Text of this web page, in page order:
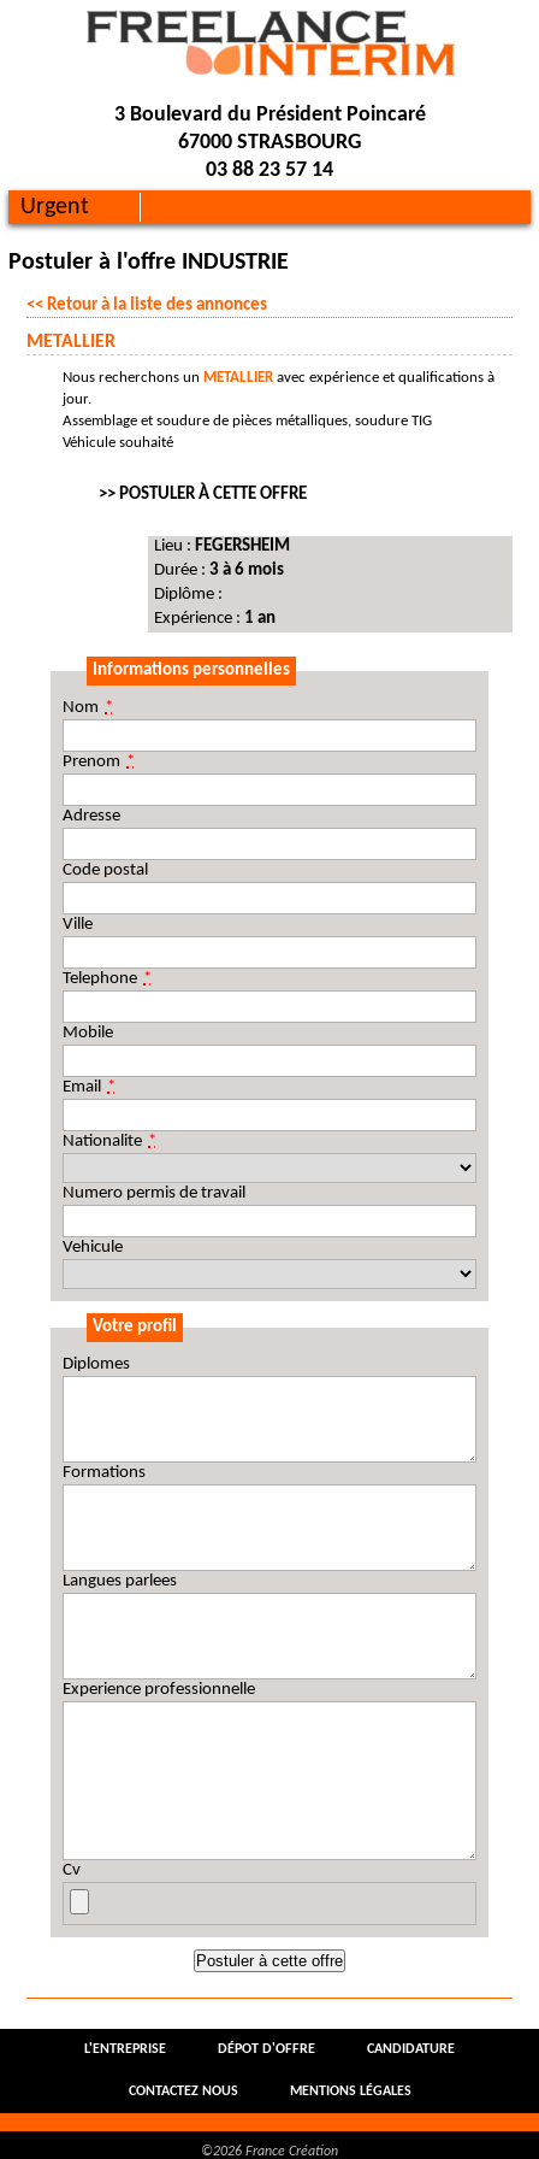
3 Boulevard du Président Poincaré
67000 STRASBOURG
03 88 23 57 14
Urgent
Postuler à l'offre INDUSTRIE
<< Retour à la liste des annonces
METALLIER
Nous recherchons un METALLIER avec expérience et qualifications à
jour.
Assemblage et soudure de pièces métalliques, soudure TIG
Véhicule souhaité
>> POSTULER À CETTE OFFRE
Lieu : FEGERSHEIM
Durée : 3 à 6 mois
Diplôme :
Expérience : 1 an
Informations personnelles
Nom *
Prenom *
Adresse
Code postal
Ville
Telephone *
Mobile
Email *
Nationalite *
Numero permis de travail
Vehicule
Votre profil
Diplomes
Formations
Langues parlees
Experience professionnelle
Cv
L'ENTREPRISE DÉPOT D'OFFRE CANDIDATURE
CONTACTEZ NOUS MENTIONS LÉGALES
©2026 France Création